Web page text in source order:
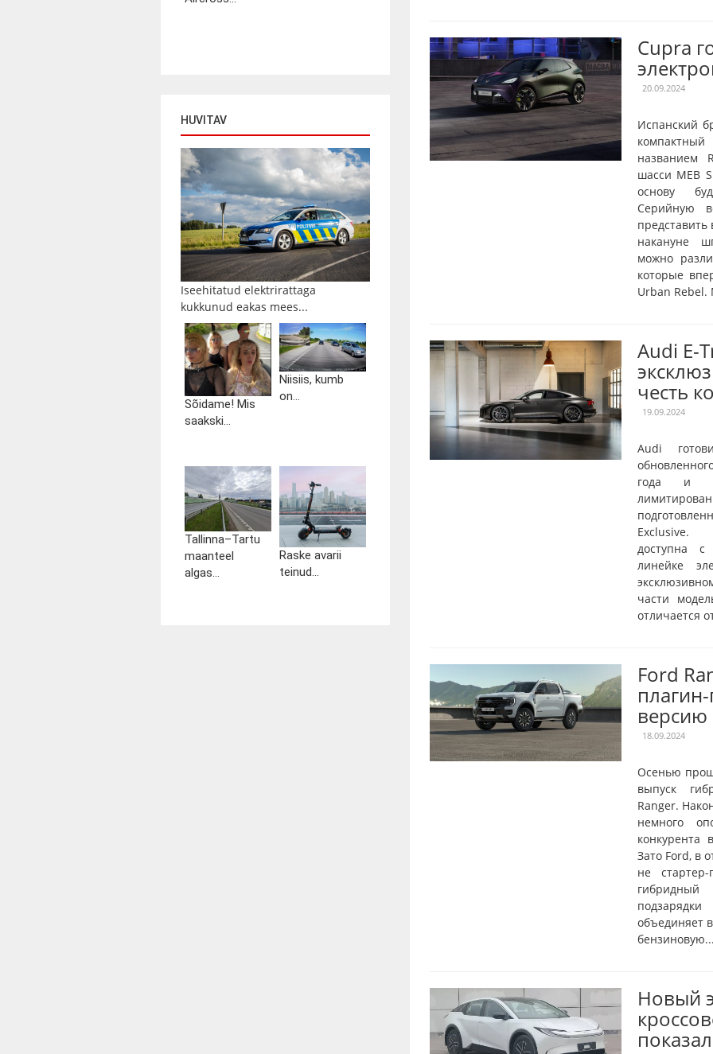
HUVITAV
Iseehitatud elektrirattaga
kukkunud eakas mees...
Sõidame! Mis
saakski...
Niisiis, kumb
on...
Tallinna–Tartu
maanteel
algas...
Raske avarii
teinud...
Cupra
20.09.2024
Испанский
названием
шасси MEB
основу
Серийную
накануне
можно
которые
Urban
Audi E-
честь
19.09.2024
Audi
года и
Exclusive.
доступна
линейке
части
отличается
Ford
версию
18.09.2024
Осенью
выпуск
Ranger.
немного
Зато Ford, в
не
гибридный
объединяет
Новый